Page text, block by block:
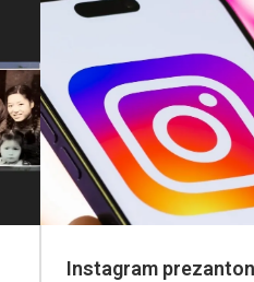
Instagram